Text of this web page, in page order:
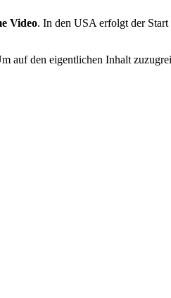
Video. In den USA erfolgt der
auf den eigentlichen Inhalt